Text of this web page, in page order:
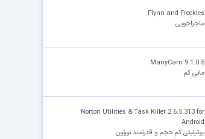
Flynn and Freckles
ماجراجویی
ManyCam 9.1.0.5
مانی کم
Norton Utilities & Task Killer 2.6.5.313 for
Android
یوتیلیتی کم حجم و قدرتمند نورتون